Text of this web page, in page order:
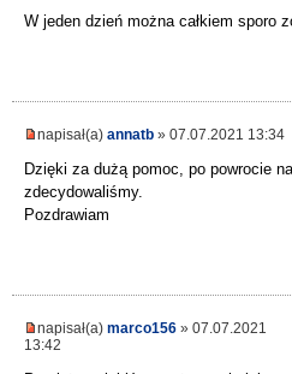
W jeden dzień można całkiem sporo
napisał(a) annatb » 07.07.2021 13:34
Dzięki za dużą pomoc, po powrocie
zdecydowaliśmy.
Pozdrawiam
napisał(a) marco156 » 07.07.2021
13:42